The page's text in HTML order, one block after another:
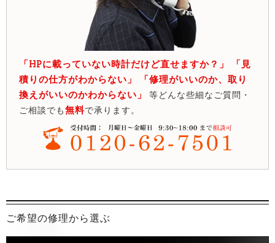
「HPに載っていない時計だけど直せますか？」 「見
積りの仕方がわからない」 「修理がいいのか、取り
換えがいいのかわからない」
等どんな些細なご質問・
ご相談でも無料で承ります。
ご希望の修理から選ぶ